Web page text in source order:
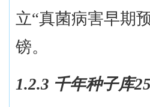
立“真菌病害早期
镑。
1.2.3 千年种子库